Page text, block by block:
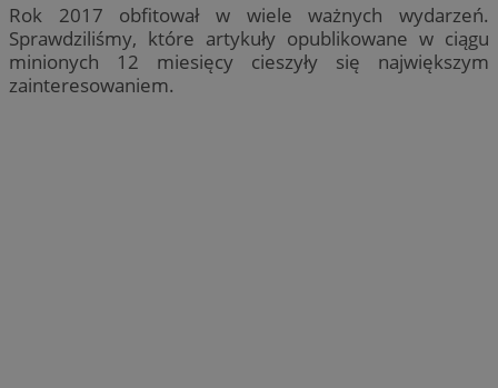
Rok 2017 obfitował w wiele ważnych wydarzeń.
Sprawdziliśmy, które artykuły opublikowane w ciągu
minionych 12 miesięcy cieszyły się największym
zainteresowaniem.